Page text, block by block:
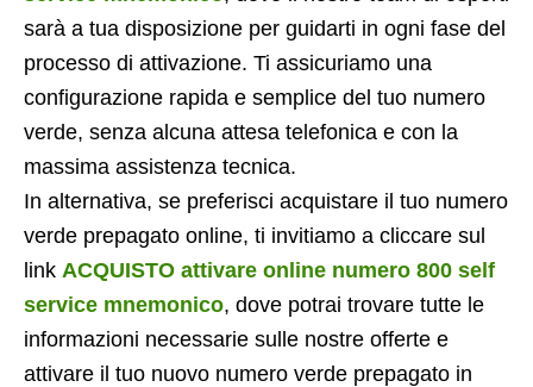
sarà a tua disposizione per guidarti in ogni fase del
processo di attivazione. Ti assicuriamo una
configurazione rapida e semplice del tuo numero
verde, senza alcuna attesa telefonica e con la
massima assistenza tecnica.
In alternativa, se preferisci acquistare il tuo numero
verde prepagato online, ti invitiamo a cliccare sul
link ACQUISTO attivare online numero 800 self
service mnemonico, dove potrai trovare tutte le
informazioni necessarie sulle nostre offerte e
attivare il tuo nuovo numero verde prepagato in